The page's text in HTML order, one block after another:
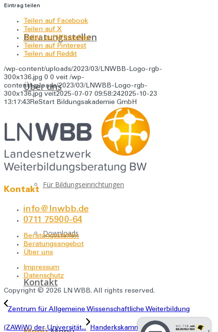
Beratungsstellen
Über uns
Über uns
Für Bildungseinrichtungen
Downloads
Kontakt
Eintrag teilen
Teilen auf Facebook
Teilen auf X
Teilen auf WhatsApp
Teilen auf Pinterest
Teilen auf Reddit
/wp-content/uploads/2023/03/LNWBB-Logo-rgb-
300x136.jpg 0 0 veit /wp-
content/uploads/2023/03/LNWBB-Logo-rgb-
300x136.jpg veit2025-07-07 09:58:242025-10-23
13:17:43ReStart Bildungsakademie GmbH
Kontakt
info@lnwbb.de
0711 75900-64
Beratungsstellen
Beratungsangebot
Über uns
Impressum
Datenschutz
Copyright © 2026 LN WBB. All rights reserved.
Zentrum für Allgemeine Wissenschaftliche Weiterbildung
(ZAWiW) der Universität... Handerkskammer Mannheim Rhein-